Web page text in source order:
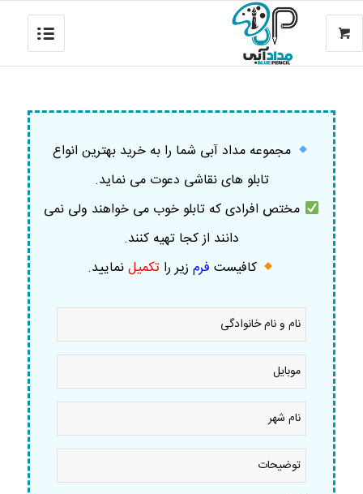
مجموعه مداد آبی شما را به خرید بهترین انواع
تابلو های نقاشی دعوت می نماید.
مختص افرادی که تابلو خوب می خواهند ولی نمی
دانند از کجا تهیه کنند.
کافیست فرم زیر را تکمیلنمایید.
نام
نام
خانوادگی
موبایل
نام
شهر *
توضیحات